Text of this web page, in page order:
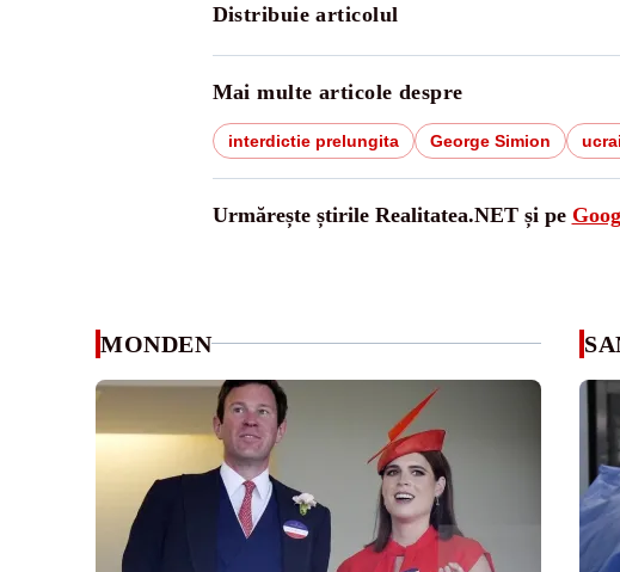
Distribuie articolul
Mai multe articole despre
interdictie prelungita George Simion
Urmărește știrile Realitatea.NET și pe
MONDEN